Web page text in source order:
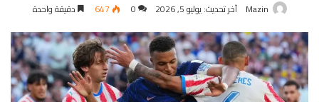
Mazin آخر تحديث: يوليو 5, 2026 0
647 دقيقة واحدة